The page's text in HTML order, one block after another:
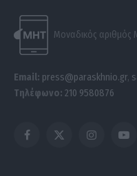
Μοναδικός αριθμός
Email: press@paraskhnio.gr,
Τηλέφωνο: 210 9580876
Facebook
X
Instagram